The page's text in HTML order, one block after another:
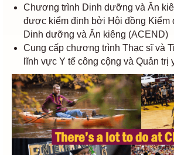
Chương trình Dinh dưỡng và Ăn
được kiểm định bởi Hội đồng Kiểm
Dinh dưỡng và Ăn kiêng (ACEND)
Cung cấp chương trình Thạc sĩ và
lĩnh vực Y tế công cộng và Quản trị